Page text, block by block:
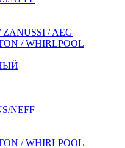
/ AEG
/ WHIRLPOOL
NEFF
/ WHIRLPOOL